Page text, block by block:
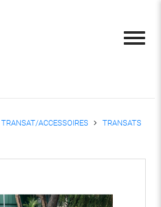
TRANSAT/ACCESSOIRES
TRANSATS